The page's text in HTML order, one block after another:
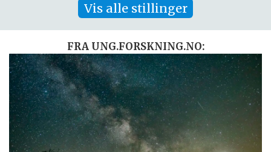
Vis alle stillinger
FRA UNG.FORSKNING.NO: